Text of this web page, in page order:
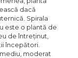
dacă
Spirala
este o plantă de
de întreținut,
începători.
moderat